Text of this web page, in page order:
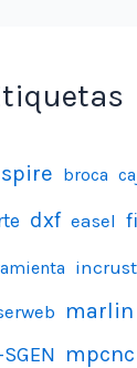
broca
dxf easel
marlin
mpcnc